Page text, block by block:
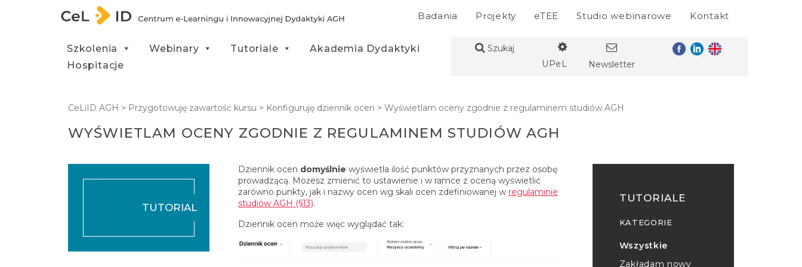
Badania Projekty eTEE Studio webinarowe Kontakt
Szkolenia Webinary Tutoriale
Akademia Dydaktyki
Hospitacje
Szukaj
UPeL
Newsletter
CeLiID AGH > Przygotowuję zawartość kursu > Konfiguruję dziennik ocen > Wyświetlam oceny zgodnie z regulaminem studiów AGH
WYŚWIETLAM OCENY ZGODNIE Z REGULAMINEM STUDIÓW AGH
TUTORIAL
Dziennik ocen domyślnie wyświetla ilość punktów przyznanych przez osobę
prowadzącą. Możesz zmienić to ustawienie i w ramce z oceną wyświetlić
zarówno punkty, jak i nazwy ocen wg skali ocen zdefiniowanej w regulaminie
studiów AGH (§13).
Dziennik ocen może więc wyglądać tak:
TUTORIALE
KATEGORIE
Wszystkie
Zakładam nowy